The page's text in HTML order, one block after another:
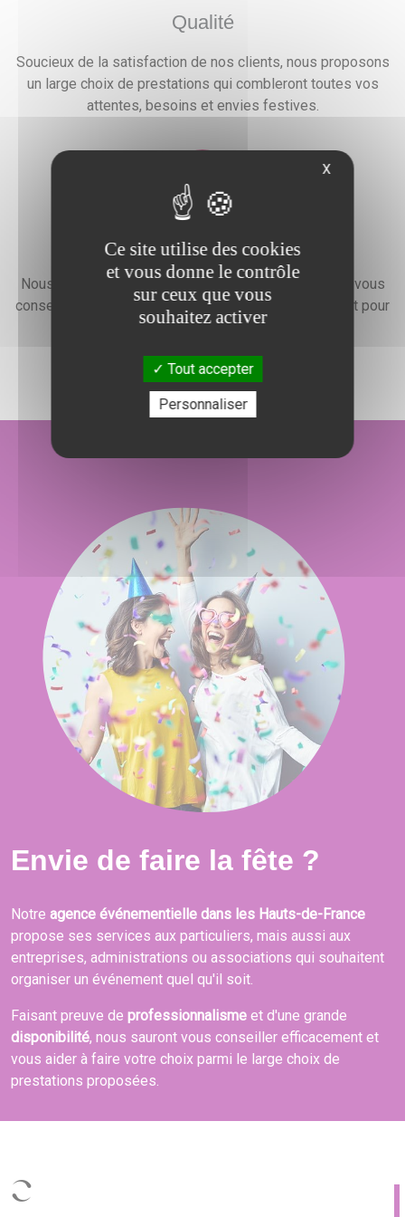
Qualité
Soucieux de la satisfaction de nos clients, nous proposons
un large choix de prestations qui combleront toutes vos
attentes, besoins et envies festives.
Devis gratuit
Nous faisons preuve d'une grande disponibilité pour vous
conseiller, vous renseigner et élaborer un devis gratuit pour
l'organisation de votre événement.
Envie de faire la fête ?
Notre agence événementielle dans les Hauts-de-France
propose ses services aux particuliers, mais aussi aux
entreprises, administrations ou associations qui souhaitent
organiser un événement quel qu'il soit.
Faisant preuve de professionnalisme et d'une grande
disponibilité, nous sauront vous conseiller efficacement et
vous aider à faire votre choix parmi le large choix de
prestations proposées.
X
Ce site utilise des cookies
et vous donne le contrôle
sur ceux que vous
souhaitez activer
Tout accepter
Personnaliser